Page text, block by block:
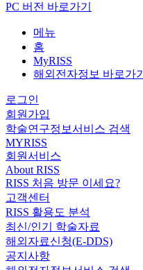
PC 버전 바로가기
메뉴
홈
MyRISS
해외전자정보 바로가기
로그인
회원가입
학술연구정보서비스 검색
MYRISS
회원서비스
About RISS
RISS 처음 방문 이세요?
고객센터
RISS 활용도 분석
최신/인기 학술자료
해외자료신청(E-DDS)
공지사항